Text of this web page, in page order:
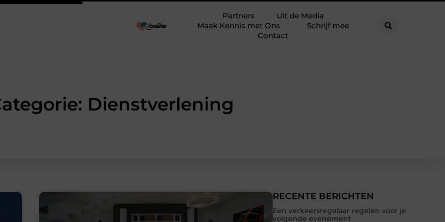
Partners
Uit de Media
Maak Kennis met Ons
Schrijf mee
Contact
Dienstverlening
RECENTE BERICHTEN
Een verkeersregelaar regelen voor je
volgende evenement